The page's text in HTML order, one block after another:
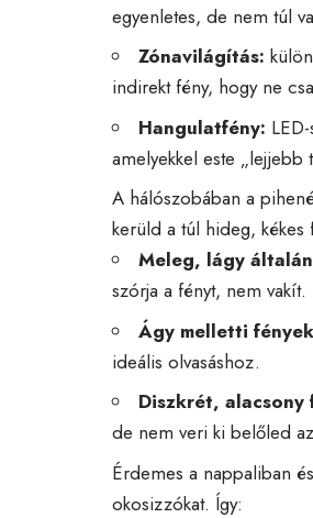
egyenletes, de nem túl
Zónavilágítás:
indirekt fény, hogy ne
Hangulatfény:
amelyekkel este „lejjebb
A hálószobában a
kerüld a túl hideg, kékes
Meleg, lágy
szórja a fényt, nem vakít.
Ágy melletti
ideális olvasáshoz.
Diszkrét, alacsony
de nem veri ki belőled
Érdemes a nappaliban
okosizzókat. Így: